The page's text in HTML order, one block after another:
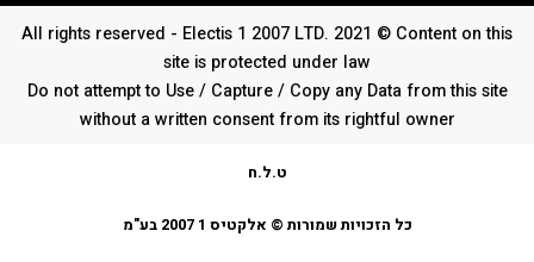
All rights reserved - Electis 1 2007 LTD. 2021 © Content on this
site is protected under law
Do not attempt to Use / Capture / Copy any Data from this site
without a written consent from its rightful owner
כל הזכויות שמורות © אלקטיס 1 2007 בע"מ
ט.ל.ח